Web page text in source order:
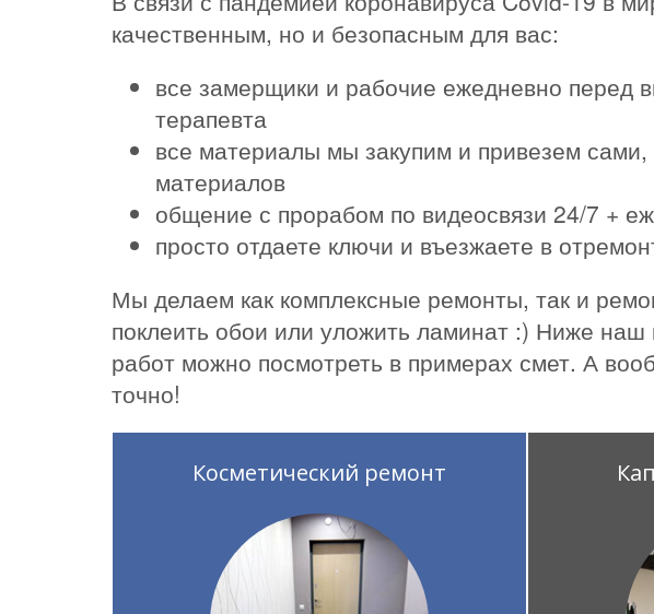
качественным, но и безопасным для вас:
все замерщики и рабочие ежедневно перед
терапевта
все материалы мы закупим и привезем
материалов
общение с прорабом по видеосвязи 24/7 +
просто отдаете ключи и въезжаете в
Мы делаем как комплексные ремонты, так и
поклеить обои или уложить ламинат :) Ниже
работ можно посмотреть в примерах смет. А
точно!
Косметический ремонт